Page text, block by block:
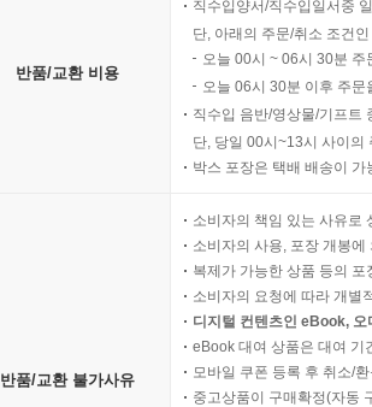
반품/교환 비용
직수입양서/직수입일서중
단, 아래의 주문/취소 조건
오늘 00시 ~ 06시 30분
오늘 06시 30분 이후 주
직수입 음반/영상물/기프트
단, 당일 00시~13시 사이의
박스 포장은 택배 배송이
반품/교환 불가사유
소비자의 책임 있는 사유로
소비자의 사용, 포장 개봉
복제가 가능한 상품 등의
소비자의 요청에 따라 개별
디지털 컨텐츠인 eBook,
eBook 대여 상품은 대여 기
모바일 쿠폰 등록 후 취소/
중고상품이 구매확정(자동